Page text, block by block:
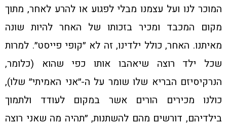
המוכר לנו ועל עצמנו מבלי לפגוע או להרע לאחר, מתוך
מקום המכבד ומכיר בזכותו של האחר להיות שונה
מאיתנו. האחר, כולל ילדינו, זה לא ״קופי פייסט״. למרות
שכל ילד רוצה שיאהבו אותו כפי שהוא (כלומר,
הנרקיסיזם הבריא שלו שומר על ה-״אני האמיתי״ שלו),
כולנו מכירים הורים אשר במקום לעודד ולתמוך
בילדיהם, דורשים מהם להשתנות, ״תהיה מה שאני רוצה